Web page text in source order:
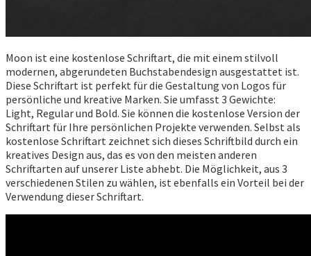
Moon ist eine kostenlose Schriftart, die mit einem stilvoll
modernen, abgerundeten Buchstabendesign ausgestattet ist.
Diese Schriftart ist perfekt für die Gestaltung von Logos für
persönliche und kreative Marken. Sie umfasst 3 Gewichte:
Light, Regular und Bold. Sie können die kostenlose Version der
Schriftart für Ihre persönlichen Projekte verwenden. Selbst als
kostenlose Schriftart zeichnet sich dieses Schriftbild durch ein
kreatives Design aus, das es von den meisten anderen
Schriftarten auf unserer Liste abhebt. Die Möglichkeit, aus 3
verschiedenen Stilen zu wählen, ist ebenfalls ein Vorteil bei der
Verwendung dieser Schriftart.